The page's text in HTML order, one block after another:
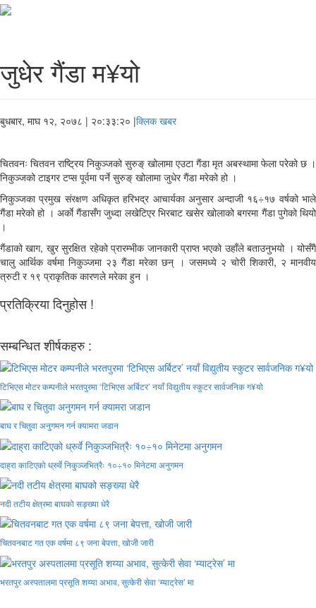
जुधेर गैंडा म¥यो
बुधबार, माघ १२, २०७८ | २०:३३:२० |क्लिक खबर
चितवनः चितवन राष्ट्रिय निकुञ्जको सुरुङ् खोलामा एउटा गैंडा मृत अबस्थामा फेला परेको छ ।
निकुञ्जको टाइगर टप्स पूर्वमा पर्ने सुरुङ् खोलामा जुधेर गैंडा मरेको हो ।
निकुञ्जका प्रमुख संरक्षण अधिकृत हरिभद्र आचार्यका अनुसार अन्दाजी १६÷१७ वर्षको भाले
गैंडा मरेको हो । अर्काे गैंडासँग जुध्दा लखेटिएर भिरबाट खसेर खोलाको बगरमा गैंडा पुगेको थियो
।
गैंडाको खाग, खुर सुरक्षित रहेको प्रारम्भीक जानकारी प्राप्त भएको उहाँले बताउनुभयो । योसँगै
चालु आर्थिक वर्षमा निकुञ्जमा २३ गैंडा मरेका छन् । जसमध्ये २ चोरी शिकारी, २ मानवीय
त्रुटी र १९ प्राकृतिक कारणले मरेका हुन ।
प्रतिक्रिया दिनुहोस !
सम्बन्धित शीर्षकहरु :
टिभिएस मोटर कम्पनीले भरतपुरमा ‘टिभिएस अर्बिटर’ नयाँ विद्युतीय स्कुटर सार्वजनिक ग¥यो
बाघ र चितुवा अनुगमन गर्न क्यामरा जडान
दाह्रा काटिएको ध्रुर्वे निकुञ्जभित्रैः १०÷१० मिनेटमा अनुगमन
नदी तटीय क्षेत्रमा बाघको सङ्ख्या धेरै
चितवनबाट गत एक वर्षमा ८९ जना बेपत्ता, खोजी जारी
भरतपुर अस्पतालमा प्रसूति शय्या अभाव, सुत्केरी सेवा ‘म्याट्रेस’ मा